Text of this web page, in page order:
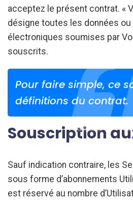
acceptez le présent contrat. «
désigne toutes les données
électroniques soumises par
souscrits.
Pour faire simple, ce
définitions du contrat.
Souscription
Sauf indication contraire, les
sous forme d’abonnements
est réservé au nombre